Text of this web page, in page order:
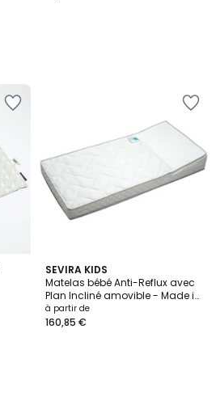
SEVIRA KIDS
Matelas bébé Anti-Reflux avec
Plan Incliné amovible - Made in
France MAISON SEVIRA
à partir de
160,85 €